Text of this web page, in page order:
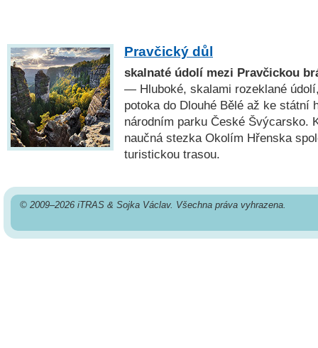
Pravčický důl
skalnaté údolí mezi Pravčickou
— Hluboké, skalami rozeklané
potoka do Dlouhé Bělé až ke státní
národním parku České Švýcarsko.
naučná stezka Okolím Hřenska
turistickou trasou.
© 2009–2026 iTRAS & Sojka Václav. Všechna práva vyhrazena.